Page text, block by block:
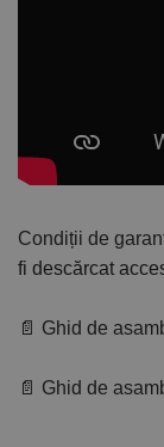
Condiții de
fi descărcat
📄 Ghid de
📄 Ghid de